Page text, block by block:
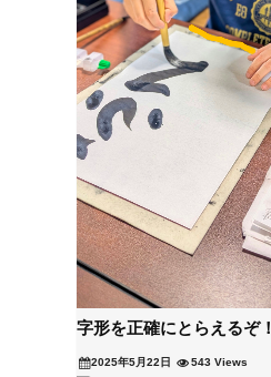
字形を正確にとらえるぞ！
2025年5月22日 543 Views